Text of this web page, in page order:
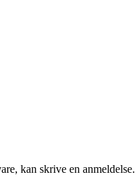
kan skrive en anmeldelse.